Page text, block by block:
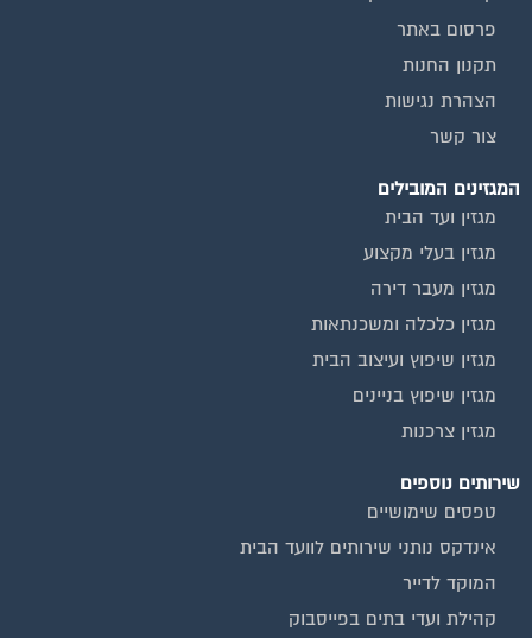
המוקד לדייר
קהילת ועדי בתים בפייסבוק
שיפוץ בניינים
שירותי גבייה לוועד בית
שירות בעלי מקצוע
אינדקס נותני שירותים לוועד הבית
איטום גגות
ביטוח ועד בית
חיטוי מאגרי מים
כיבוי אש
מערכות סולאריות
משאבות מים
צביעת חדרי מדרגות
ועד בית, קבל במתנה את המדריך המלא לניהול ועד בית אשר
יהפוך את ניהול הבית המשותף לחוויה מהנה ופשוטה ויחסוך לך זמן